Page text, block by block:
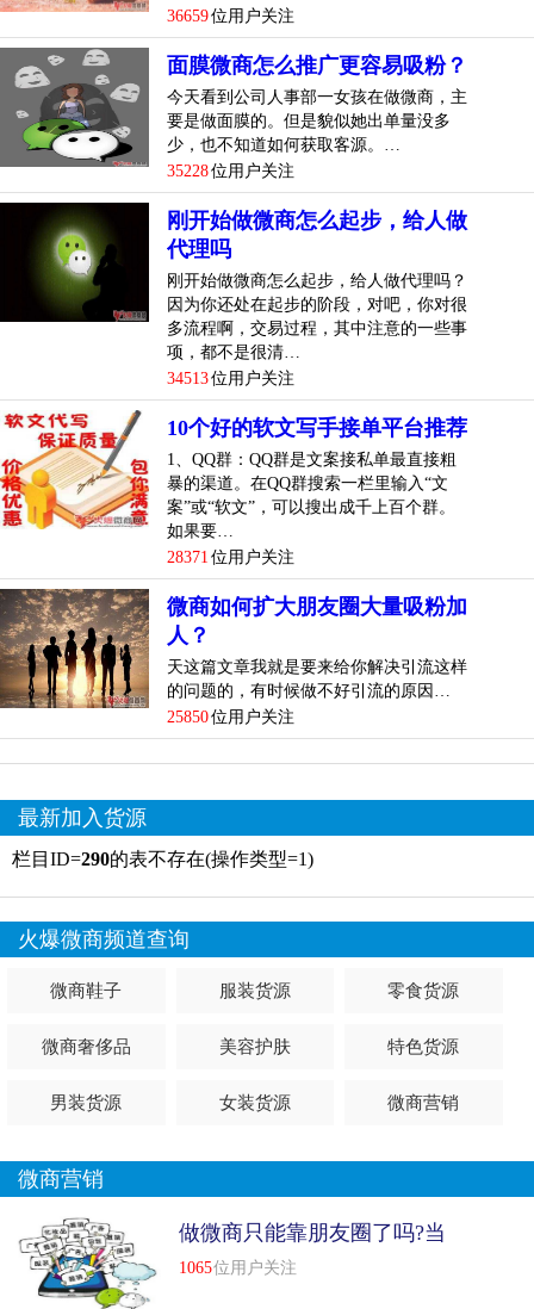
36659位用户关注
面膜微商怎么推广更容易吸粉？
今天看到公司人事部一女孩在做微商，主
要是做面膜的。但是貌似她出单量没多
少，也不知道如何获取客源。…
35228位用户关注
刚开始做微商怎么起步，给人做
代理吗
刚开始做微商怎么起步，给人做代理吗？
因为你还处在起步的阶段，对吧，你对很
多流程啊，交易过程，其中注意的一些事
项，都不是很清…
34513位用户关注
10个好的软文写手接单平台推荐
1、QQ群：QQ群是文案接私单最直接粗
暴的渠道。在QQ群搜索一栏里输入“文
案”或“软文”，可以搜出成千上百个群。
如果要…
28371 位用户关注
微商如何扩大朋友圈大量吸粉加
人？
天这篇文章我就是要来给你解决引流这样
的问题的，有时候做不好引流的原因…
25850位用户关注
最新加入货源
栏目ID=290的表不存在(操作类型=1)
火爆微商频道查询
微商鞋子 服装货源 零食货源
微商奢侈品 美容护肤 特色货源
男装货源 女装货源 微商营销
微商营销
做微商只能靠朋友圈了吗?当
然不是，方法很多
1065位用户关注